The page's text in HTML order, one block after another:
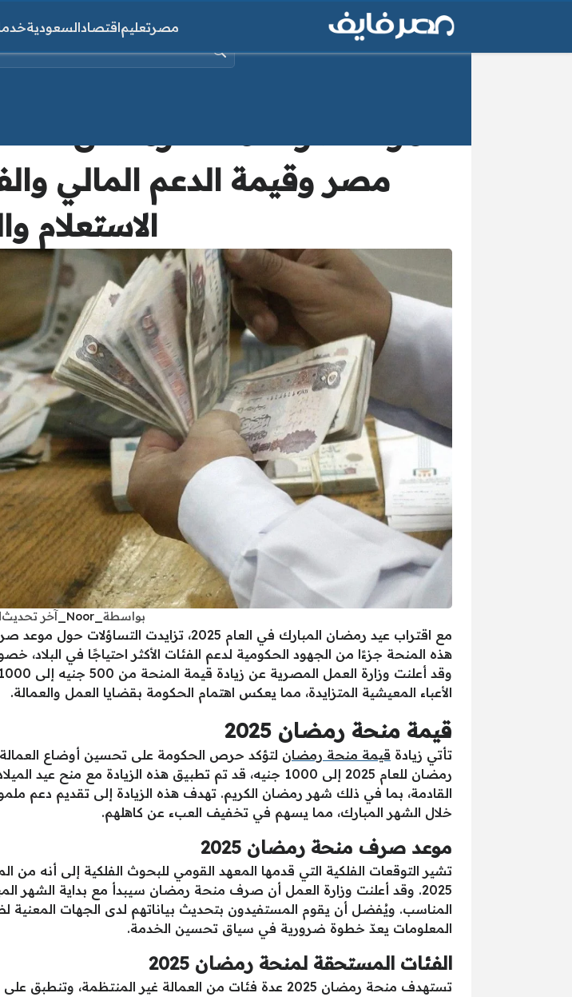
مصرتعليماقتصادالسعودية
مصر وقيمة الدعم المالي
الاستعلام
بواسطة آخر تحديث
مع اقتراب عيد رمضان المبارك في العام
هذه المنحة جزءًا من الجهود الحكومية لدعم الفئات الأكثر احتياجًا في البلاد،
الأعباء المعيشية المتزايدة، مما يعكس اهتمام الحكومة بقضايا العمل والعمالة.
قيمة منحة رمضان 2025
تأتي زيادة قيمة منحة رمضان لتؤكد حرص الحكومة على تحسين أوضاع
القادمة، بما في ذلك شهر رمضان الكريم. تهدف هذه الزيادة إلى تقديم دعم
خلال الشهر المبارك، مما يسهم في تخفيف العبء عن كاهلهم.
موعد صرف منحة رمضان 2025
تشير التوقعات الفلكية التي قدمها المعهد القومي للبحوث الفلكية إلى أنه
2025. وقد أعلنت وزارة العمل أن صرف منحة رمضان سيبدأ مع بداية
المناسب. ويُفضل أن يقوم المستفيدون بتحديث بياناتهم لدى الجهات المعنية
المعلومات يعدّ خطوة ضرورية في سياق تحسين الخدمة.
الفئات المستحقة لمنحة رمضان 2025
تستهدف منحة رمضان 2025 عدة فئات من العمالة غير